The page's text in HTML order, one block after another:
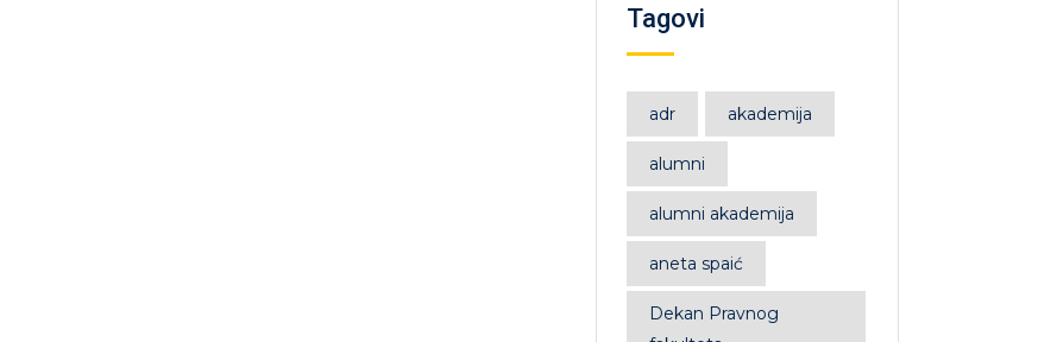
Tagovi
adr akademija
alumni
alumni akademija
aneta spaić
Dekan Pravnog